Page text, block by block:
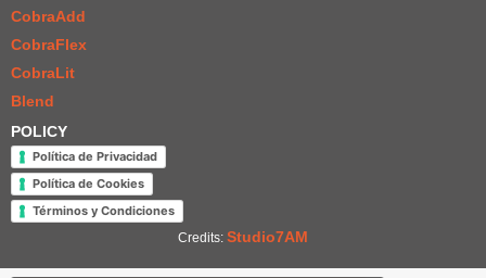
CobraAdd
CobraFlex
CobraLit
Blend
POLICY
Política de Privacidad
Política de Cookies
Términos y Condiciones
Credits: Studio7AM